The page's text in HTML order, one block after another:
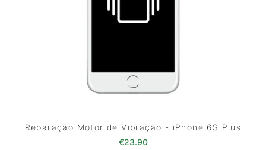
Reparação Motor de Vibração - iPhone 6S Plus
€23.90